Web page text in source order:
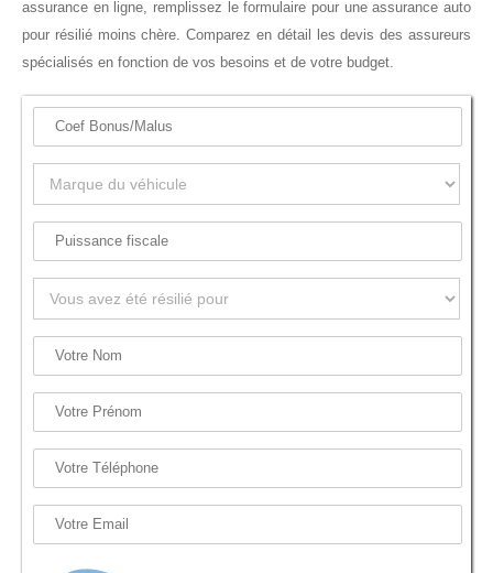
assurance en ligne, remplissez le formulaire pour une assurance auto
pour résilié moins chère. Comparez en détail les devis des assureurs
spécialisés en fonction de vos besoins et de votre budget.